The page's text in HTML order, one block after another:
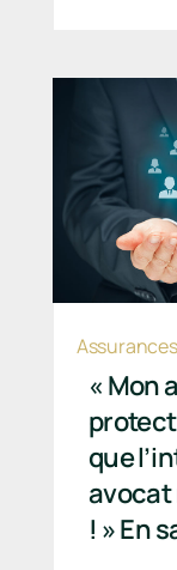
« Mon
que
avocat
! » En
Assurances